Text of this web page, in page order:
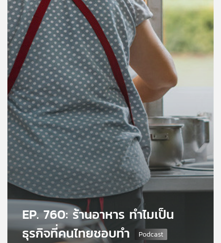
บทความ
ข่าว
และ
กิจกรรม
เกี่ยว
กับ
เรา
เครือ
ข่าย
พี
EP. 760: ร้านอาหาร ทำไมเป็น
ธุรกิจที่คนไทยชอบทำ